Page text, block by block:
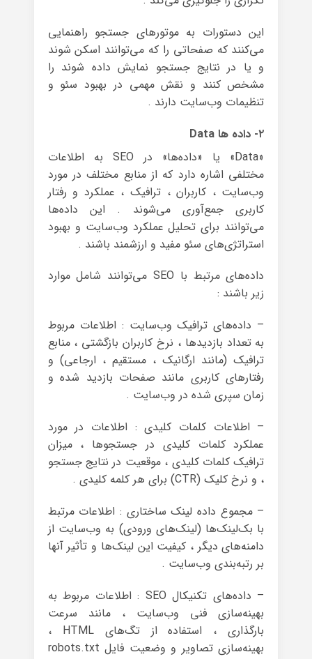
این دستورات به موتورهای جستجو راهنمایی
می‌کنند که صفحاتی را که می‌توانند اسکن شوند
و یا در نتایج جستجو نمایش داده شوند را
مشخص کنند و نقش مهمی در بهبود سئو و
تنظیمات وب‌سایت دارند .
۲- داده ها Data
«Data» یا «داده‌ها» در SEO به اطلاعات
مختلفی اشاره دارد که از منابع مختلف در مورد
وب‌سایت ، کاربران ، ترافیک ، عملکرد و رفتار
کاربری جمع‌آوری می‌شوند . این داده‌ها
می‌توانند برای تحلیل عملکرد وب‌سایت و بهبود
استراتژی‌های سئو مفید و ارزشمند باشند .
داده‌های مرتبط با SEO می‌توانند شامل موارد
زیر باشند :
– داده‌های ترافیک وب‌سایت : اطلاعات مربوط
به تعداد بازدیدها ، نرخ کاربران بازگشتی ، منابع
ترافیک (مانند ارگانیک ، مستقیم ، ارجاعی) و
رفتارهای کاربری مانند صفحات بازدید شده و
زمان سپری شده در وب‌سایت .
– اطلاعات کلمات کلیدی : اطلاعات در مورد
عملکرد کلمات کلیدی در جستجوها ، میزان
ترافیک کلمات کلیدی ، موقعیت در نتایج جستجو
، و نرخ کلیک (CTR) برای هر کلمه کلیدی .
– مجموع داده لینک ساختاری : اطلاعات مرتبط
با بک‌لینک‌ها (لینک‌های ورودی) به وب‌سایت از
دامنه‌های دیگر ، کیفیت این لینک‌ها و تأثیر آنها
بر رتبه‌بندی وب‌سایت .
– داده‌های تکنیکال SEO : اطلاعات مربوط به
بهینه‌سازی فنی وب‌سایت ، مانند سرعت
بارگذاری ، استفاده از تگ‌های HTML ،
بهینه‌سازی تصاویر و وضعیت فایل robots.txt